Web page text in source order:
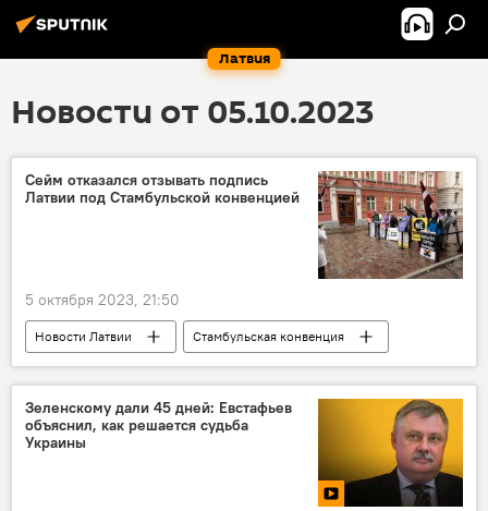
Латвия
Новости от 05.10.2023
Сейм отказался отзывать подпись
Латвии под Стамбульской конвенцией
5 октября 2023, 21:50
Новости Латвии
Стамбульская конвенция
Сейм
Зеленскому дали 45 дней: Евстафьев
объяснил, как решается судьба
Украины